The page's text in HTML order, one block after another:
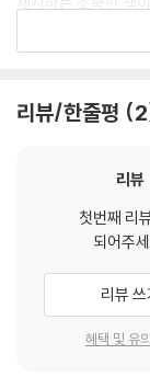
--- 「4장 선교적 교
들과 명확히 소통하
더 편안해하도록 종
정하지만, 예배에서
중대한 잘못이다.
그들의 신비한 매력
에서, 총체적인 경
조해질 수 있다.
--- 「6장 영혼에 속삭
두 저자는 여러 나
인터뷰한 결과를 바
절한 도표와 그림을
■ 주요 독자
· 동시대 문화 속에
· 새로운 교회 공동
리스도인들
적이고 선교적인 본
가르침을 준다. 진정
- 주승중 (주안장로교회
책 제목 자체로 예
들을 형성했다. 이
이 책은 진정으로 ‘
어 나갈 것을 기약한
리뷰/한줄평 2
리뷰
첫번째 리
되어주세
리뷰 쓰
혜택 및 유